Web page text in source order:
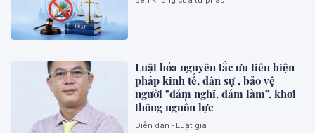
Luật hóa nguyên tắc ưu tiên biện
pháp kinh tế, dân sự , bảo vệ
người "dám nghĩ, dám làm”, khơi
thông nguồn lực
Diễn đàn - Luật gia